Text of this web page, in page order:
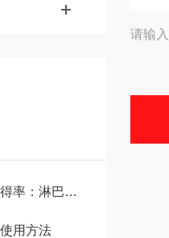
的深度排查与精准优化手册
用方法
请输